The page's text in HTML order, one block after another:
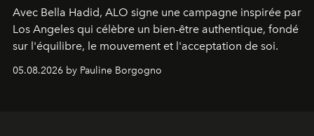
Avec Bella Hadid, ALO signe une campagne inspirée par
Los Angeles qui célèbre un bien-être authentique, fondé
sur l'équilibre, le mouvement et l'acceptation de soi.
05.08.2026 by Pauline Borgogno